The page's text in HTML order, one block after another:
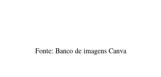
Fonte: Banco de imagens Canva